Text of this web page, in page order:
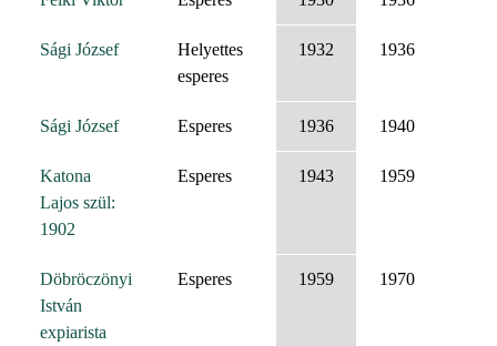
Sági József
Helyettes
esperes
1932 1936
Sági József Esperes 1936 1940
Katona
Lajos szül:
1902
Esperes 1943 1959
Döbröczönyi
István
expiarista
Esperes 1959 1970